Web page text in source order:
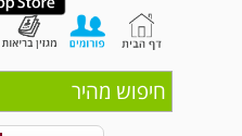
חיפוש מהיר